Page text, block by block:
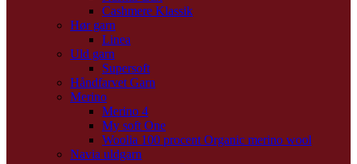
Cashmere Klassik
Hør garn
Linea
Uld garn
Supersoft
Håndfarvet Garn
Merino
Merino 4
My soft One
Woolia 100 procent Organic merino wool
Navia uldgarn